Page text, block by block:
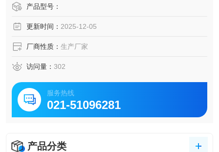
产品型号：
更新时间： 2025-12-05
厂商性质： 生产厂家
访问量： 302
服务热线
021-51096281
产品分类